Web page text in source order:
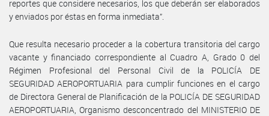
reportes que considere necesarios, los que deberán ser elaborados
y enviados por éstas en forma inmediata”.
Que resulta necesario proceder a la cobertura transitoria del cargo
vacante y financiado correspondiente al Cuadro A, Grado 0 del
Régimen Profesional del Personal Civil de la POLICÍA DE
SEGURIDAD AEROPORTUARIA para cumplir funciones en el cargo
de Directora General de Planificación de la POLICÍA DE SEGURIDAD
AEROPORTUARIA, Organismo desconcentrado del MINISTERIO DE